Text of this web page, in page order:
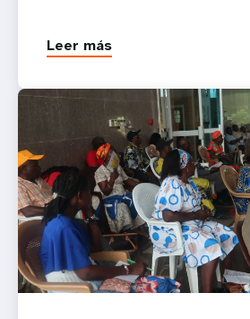
Leer más